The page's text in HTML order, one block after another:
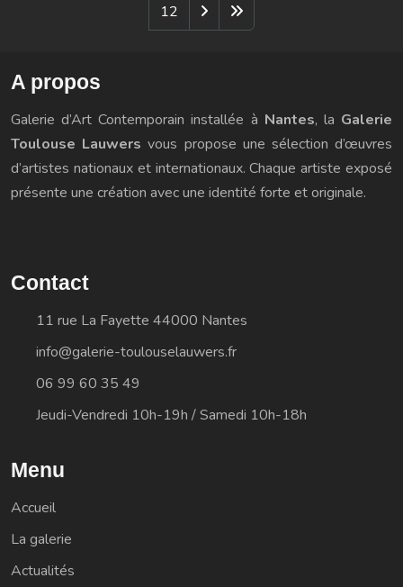
12
A propos
Galerie d’Art Contemporain installée à Nantes, la Galerie
Toulouse Lauwersvous propose une sélection d’œuvres
d’artistes nationaux et internationaux. Chaque artiste exposé
présente une création avec une identité forte et originale.
Contact
11 rue La Fayette 44000 Nantes
info@galerie-toulouselauwers.fr
06 99 60 35 49
Jeudi-Vendredi 10h-19h / Samedi 10h-18h
Menu
Accueil
La galerie
Actualités